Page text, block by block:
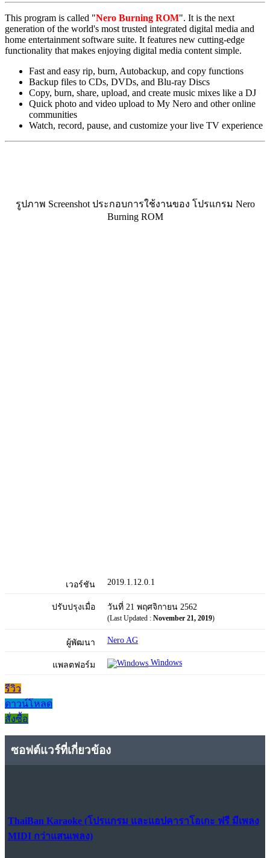
This program is called "Nero Burning ROM". It is the next
generation of the world's most trusted integrated digital media and
home entertainment software suite. It features new cutting-edge
functionality that makes enjoying digital media content simple.
Fast and easy rip, burn, Autobackup, and copy functions
Backup files to CDs, DVDs, and Blu-ray Discs
Copy, burn, share, upload, and create music mixes like a DJ
Quick photo and video upload to My Nero and other online
communities
Watch, record, pause, and customize your live TV experience
รูปภาพ Screenshot ประกอบการใช้งานของ โปรแกรม Nero
Burning ROM
เวอร์ชัน 2019.1.12.0.1
ปรับปรุงเมื่อ วันที่ 21 พฤศจิกายน 2562
(Last Updated : November 21, 2019)
ผู้พัฒนา Nero AG
แพลตฟอร์ม Windows
รีวิว
ดาวน์โหลด
สั่งซื้อ
ซอฟต์แวร์ที่เกี่ยวข้อง
ThaiBan Karaoke (โปรแกรม และแอปคาราโอเกะ ฟรี มีเพลง
MIDI กว่าแสนเพลง)